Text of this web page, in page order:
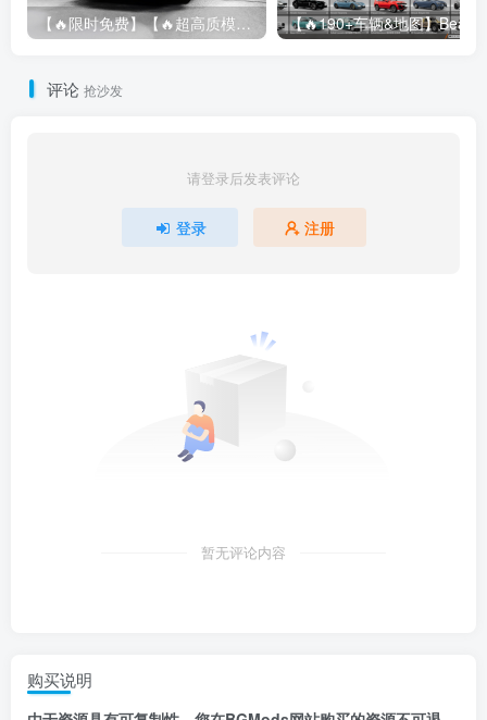
【🔥限时免费】【🔥超高质模组】2022 奥迪 A4/S4/RS4 Avant 2.61
评论 抢沙发
请登录后发表评论
登录 注册
暂无评论内容
购买说明